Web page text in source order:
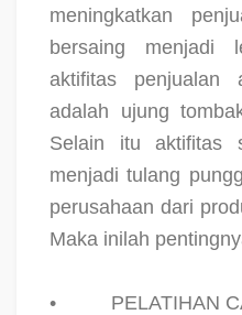
meningkatkan
bersaing menjadi
aktifitas penjualan
adalah ujung
Selain itu aktifitas
menjadi tulang
perusahaan dari
Maka inilah
•
PELATIHAN